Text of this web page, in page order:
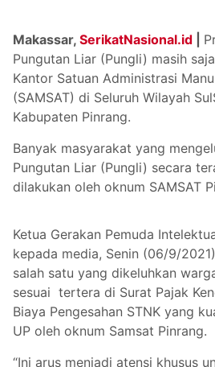
Makassar, SerikatNasional.id
Pungutan Liar (Pungli) masih
Kantor Satuan Administrasi
(SAMSAT) di Seluruh Wilayah
Kabupaten Pinrang.
Banyak masyarakat yang
Pungutan Liar (Pungli) secara
dilakukan oleh oknum SAMSAT
Ketua Gerakan Pemuda
kepada media, Senin (06/9/
salah satu yang dikeluhkan
sesuai tertera di Surat Pajak
Biaya Pengesahan STNK yang
UP oleh oknum Samsat Pinrang.
“Ini arus menjadi atensi khusus